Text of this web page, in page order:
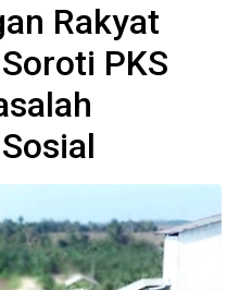
Rakyat
PKS